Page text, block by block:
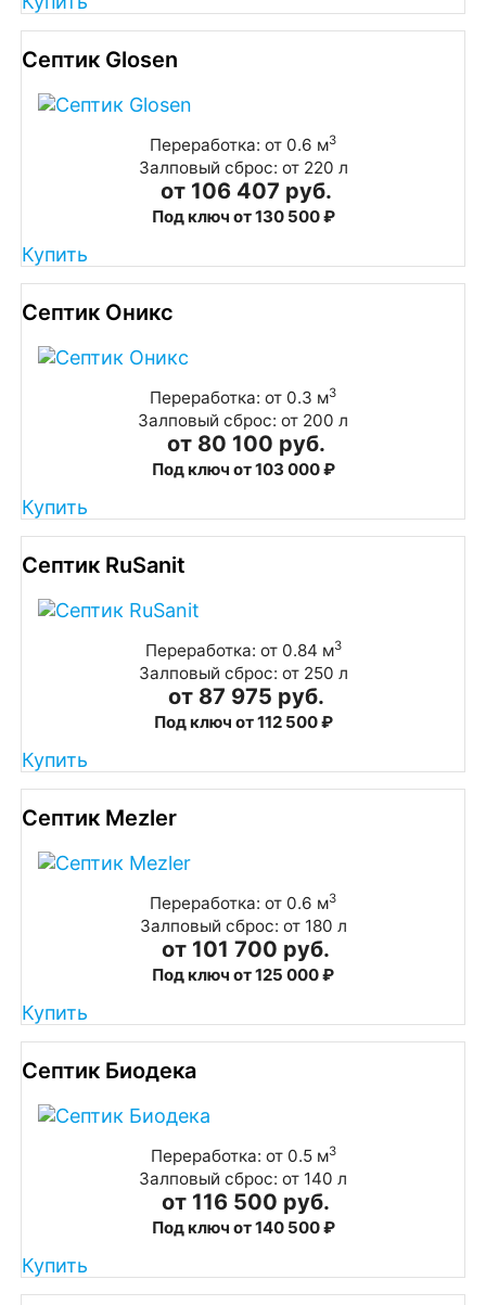
Септик Glosen
Переработка: от 0.6 м3
Залповый сброс: от 220 л
от 106 407 руб.
Под ключ от 130 500 ₽
Купить
Септик Оникс
Переработка: от 0.3 м3
Залповый сброс: от 200 л
от 80 100 руб.
Под ключ от 103 000 ₽
Купить
Септик RuSanit
Переработка: от 0.84 м3
Залповый сброс: от 250 л
от 87 975 руб.
Под ключ от 112 500 ₽
Купить
Септик Mezler
Переработка: от 0.6 м3
Залповый сброс: от 180 л
от 101 700 руб.
Под ключ от 125 000 ₽
Купить
Септик Биодека
Переработка: от 0.5 м3
Залповый сброс: от 140 л
от 116 500 руб.
Под ключ от 140 500 ₽
Купить